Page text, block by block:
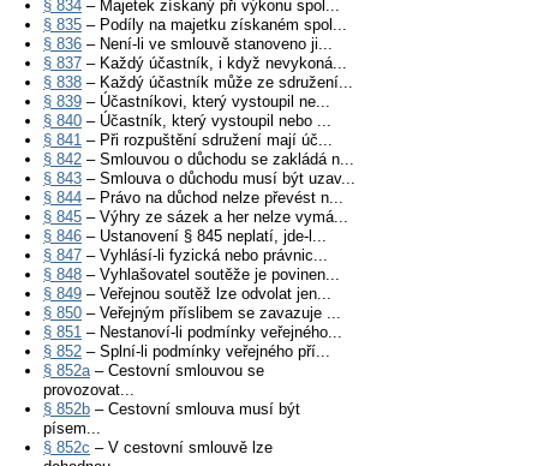
§ 834 – Majetek získaný při výkonu spol...
§ 835 – Podíly na majetku získaném spol...
§ 836 – Není-li ve smlouvě stanoveno ji...
§ 837 – Každý účastník, i když nevykoná...
§ 838 – Každý účastník může ze sdružení...
§ 839 – Účastníkovi, který vystoupil ne...
§ 840 – Účastník, který vystoupil nebo ...
§ 841 – Při rozpuštění sdružení mají úč...
§ 842 – Smlouvou o důchodu se zakládá n...
§ 843 – Smlouva o důchodu musí být uzav...
§ 844 – Právo na důchod nelze převést n...
§ 845 – Výhry ze sázek a her nelze vymá...
§ 846 – Ustanovení § 845 neplatí, jde-l...
§ 847 – Vyhlásí-li fyzická nebo právnic...
§ 848 – Vyhlašovatel soutěže je povinen...
§ 849 – Veřejnou soutěž lze odvolat jen...
§ 850 – Veřejným příslibem se zavazuje ...
§ 851 – Nestanoví-li podmínky veřejného...
§ 852 – Splní-li podmínky veřejného pří...
§ 852a– Cestovní smlouvou se
provozovat...
§ 852b – Cestovní smlouva musí být
písem...
§ 852c – V cestovní smlouvě lze